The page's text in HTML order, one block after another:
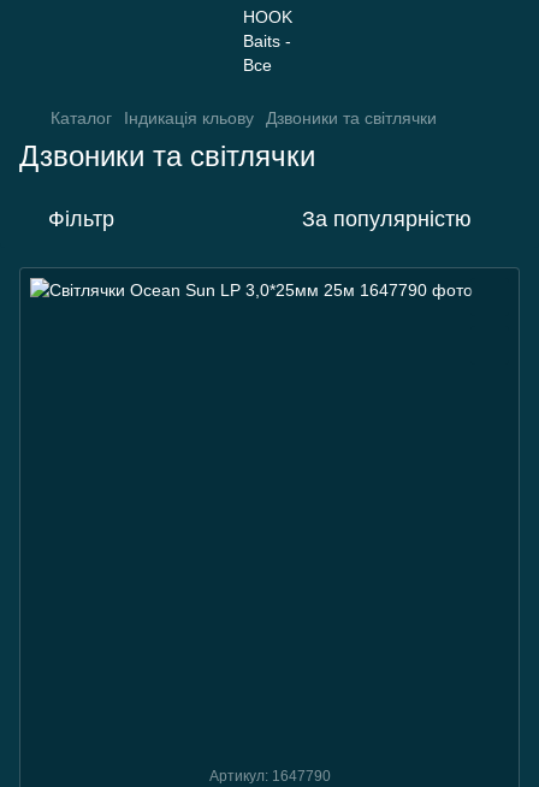
Каталог Індикація кльову Дзвоники та світлячки
Дзвоники та світлячки
Фільтр За популярністю
Артикул: 1647790